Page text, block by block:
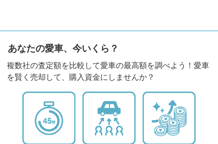
あなたの愛車、今いくら？
複数社の査定額を比較して愛車の最高額を調べよう！愛車
を賢く売却して、購入資金にしませんか？